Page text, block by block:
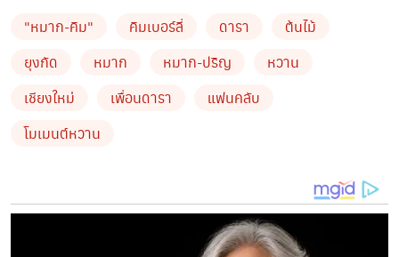
"หมาก-คิม" คิมเบอร์ลี่ ดารา
ต้นไม้
ยุงกัด
หมาก หมาก-ปริญ
หวาน
เชียงใหม่
เพื่อนดารา
แฟนคลับ
โมเมนต์หวาน